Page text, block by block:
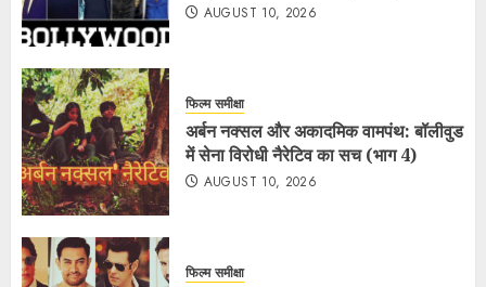
AUGUST 10, 2026
फिल्म समीक्षा
अर्बन नक्सल और अकादमिक वामपंथ: बॉलीवुड
में सेना विरोधी नैरेटिव का सच (भाग 4)
AUGUST 10, 2026
फिल्म समीक्षा